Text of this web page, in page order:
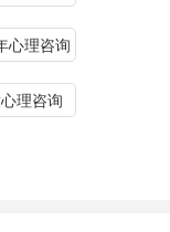
心理咨询
理咨询